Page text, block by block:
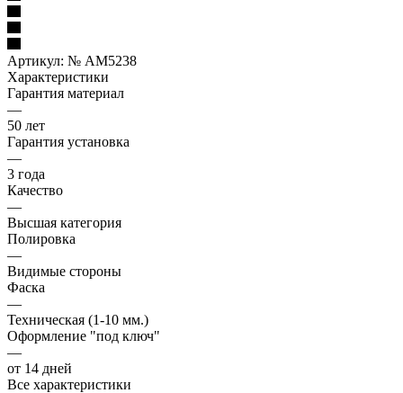
Артикул: № AM5238
Характеристики
Гарантия материал
—
50 лет
Гарантия установка
—
3 года
Качество
—
Высшая категория
Полировка
—
Видимые стороны
Фаска
—
Техническая (1-10 мм.)
Оформление "под ключ"
—
от 14 дней
Все характеристики